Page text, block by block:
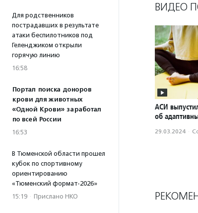
Для родственников
пострадавших в результате
атаки беспилотников под
Геленджиком открыли
горячую линию
16:58
Портал поиска доноров
крови для животных
«Одной Крови» заработал
по всей России
16:53
В Тюменской области прошел
кубок по спортивному
ориентированию
«Тюменский формат-2026»
15:19 · Прислано НКО
ВИДЕО
АСИ
об
29.03.2024 ·